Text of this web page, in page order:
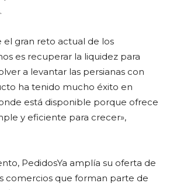
el gran reto actual de los
es recuperar la liquidez para
a levantar las persianas con
ha tenido mucho éxito en
está disponible porque ofrece
y eficiente para crecer»,
PedidosYa amplía su oferta de
comercios que forman parte de